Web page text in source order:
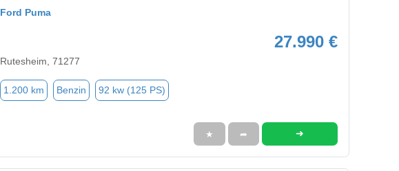
Ford Puma
27.990 €
Rutesheim, 71277
1.200 km Benzin 92 kw (125 PS)
★ ➦ ➜